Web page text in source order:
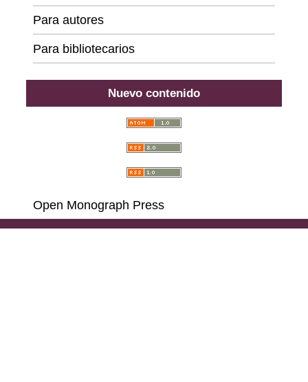
Para autores
Para bibliotecarios
Nuevo contenido
Open Monograph Press